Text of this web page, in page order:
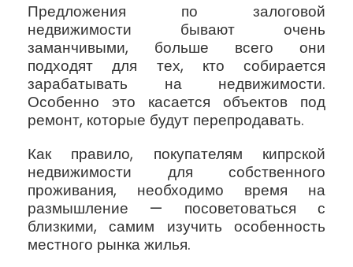
Предложения по залоговой
недвижимости бывают очень
заманчивыми, больше всего они
подходят для тех, кто собирается
зарабатывать на недвижимости.
Особенно это касается объектов под
ремонт, которые будут перепродавать.
Как правило, покупателям кипрской
недвижимости для собственного
проживания, необходимо время на
размышление — посоветоваться с
близкими, самим изучить особенность
местного рынка жилья.